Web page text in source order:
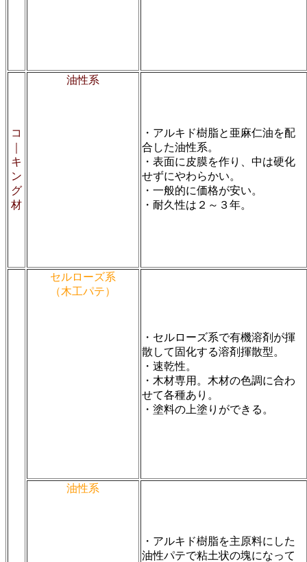
コ
キ
ン
グ
材
油性系
・アルキド樹脂と亜麻仁油を配
合した油性系。
・表面に皮膜を作り、中は硬化
せずにやわらかい。
・一般的に価格が安い。
・耐久性は２～３年。
セルローズ系
（木工パテ）
・セルローズ系で有機溶剤が揮
散して固化する溶剤揮散型。
・速乾性。
・木材専用。木材の色調に合わ
せて各種あり。
・塗料の上塗りができる。
油性系
・アルキド樹脂を主原料にした
油性パテで粘土状の塊になって